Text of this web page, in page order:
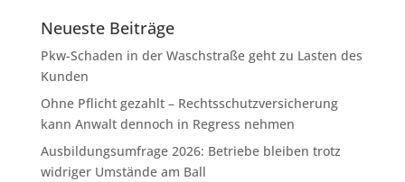
Neueste Beiträge
Pkw-Schaden in der Waschstraße geht zu Lasten des
Kunden
Ohne Pflicht gezahlt – Rechtsschutzversicherung
kann Anwalt dennoch in Regress nehmen
Ausbildungsumfrage 2026: Betriebe bleiben trotz
widriger Umstände am Ball